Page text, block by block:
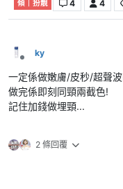
傾｜扮靚 4 4
離線
ky
一定係做嫩膚/皮秒/超聲
做完係即刻同頸兩截色!
記住加錢做埋頸...
2 條回覆